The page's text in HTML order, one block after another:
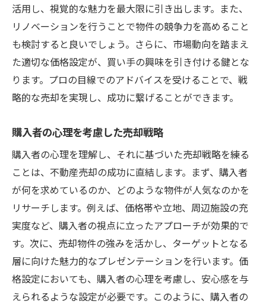
活用し、視覚的な魅力を最大限に引き出します。また、
リノベーションを行うことで物件の競争力を高めること
も検討すると良いでしょう。さらに、市場動向を踏まえ
た適切な価格設定が、買い手の興味を引き付ける鍵とな
ります。プロの目線でのアドバイスを受けることで、戦
略的な売却を実現し、成功に繋げることができます。
購入者の心理を考慮した売却戦略
購入者の心理を理解し、それに基づいた売却戦略を練る
ことは、不動産売却の成功に直結します。まず、購入者
が何を求めているのか、どのような物件が人気なのかを
リサーチします。例えば、価格帯や立地、周辺施設の充
実度など、購入者の視点に立ったアプローチが効果的で
す。次に、売却物件の強みを活かし、ターゲットとなる
層に向けた魅力的なプレゼンテーションを行います。価
格設定においても、購入者の心理を考慮し、安心感を与
えられるような設定が必要です。このように、購入者の